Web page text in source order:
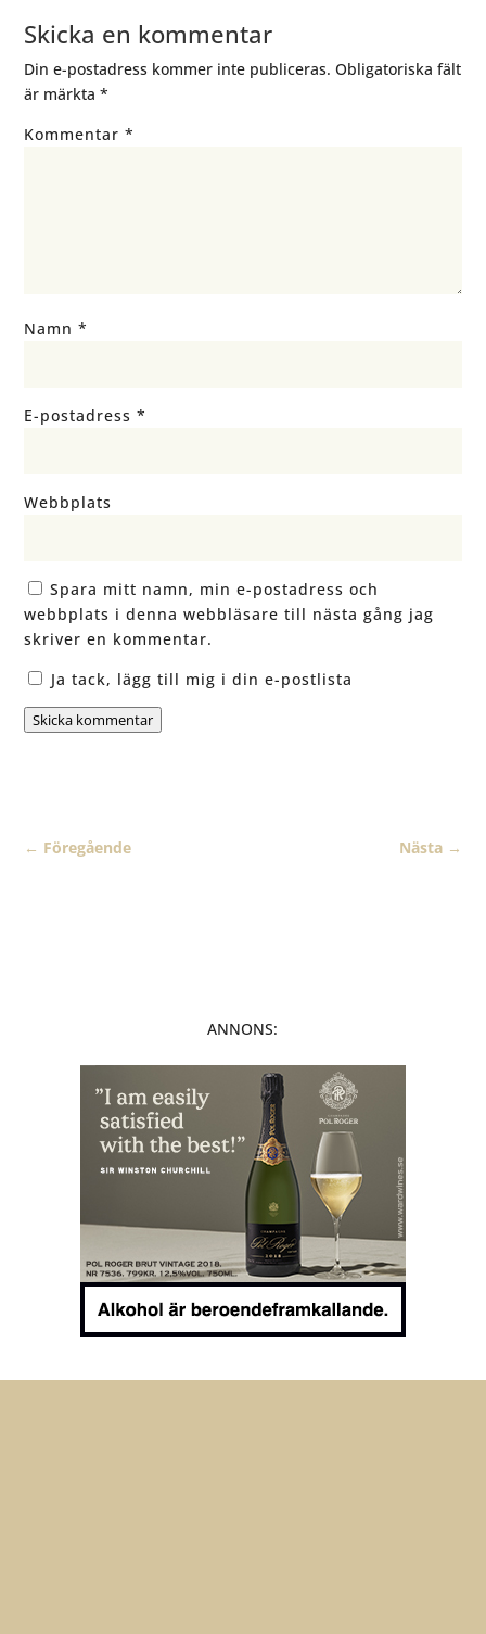
Skicka en kommentar
Din e-postadress kommer inte publiceras. Obligatoriska fält
är märkta*
Kommentar*
Namn*
E-postadress*
Webbplats
Spara mitt namn, min e-postadress och
webbplats i denna webbläsare till nästa gång jag
skriver en kommentar.
Ja tack, lägg till mig i din e-postlista
Skicka kommentar
← Föregående Nästa→
ANNONS: